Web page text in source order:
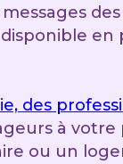
messages
des
à votre
ou un